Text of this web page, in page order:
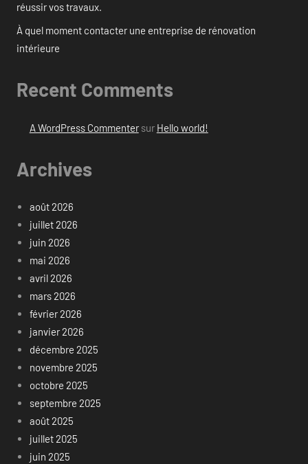
réussir vos travaux.
À quel moment contacter une entreprise de rénovation
intérieure
Recent Comments
A WordPress Commentersur Hello world!
Archives
août 2026
juillet 2026
juin 2026
mai 2026
avril 2026
mars 2026
février 2026
janvier 2026
décembre 2025
novembre 2025
octobre 2025
septembre 2025
août 2025
juillet 2025
juin 2025